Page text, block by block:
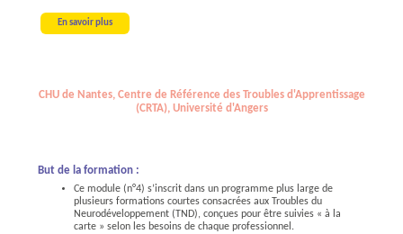
En savoir plus
CHU de Nantes, Centre de Référence des Troubles d'Apprentissage
(CRTA), Université d'Angers
But de la formation :
Ce module (n°4) s’inscrit dans un programme plus large de
plusieurs formations courtes consacrées aux Troubles du
Neurodéveloppement (TND), conçues pour être suivies « à la
carte » selon les besoins de chaque professionnel.